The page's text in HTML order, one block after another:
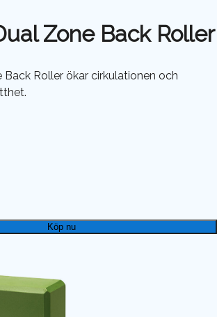
Zone Back Roller
Back Roller ökar cirkulationen och
Köp nu